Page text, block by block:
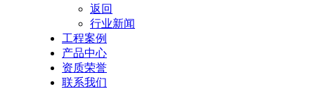
返回
行业新闻
工程案例
产品中心
资质荣誉
联系我们